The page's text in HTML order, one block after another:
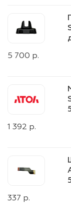
5 700 р.
1 392 р.
337 р.